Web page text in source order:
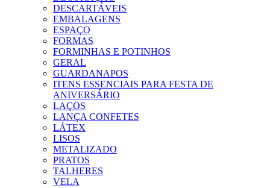
DESCARTÁVEIS
EMBALAGENS
ESPAÇO
FORMAS
FORMINHAS E POTINHOS
GERAL
GUARDANAPOS
ITENS ESSENCIAIS PARA FESTA DE
ANIVERSÁRIO
LAÇOS
LANÇA CONFETES
LÁTEX
LISOS
METALIZADO
PRATOS
TALHERES
VELA